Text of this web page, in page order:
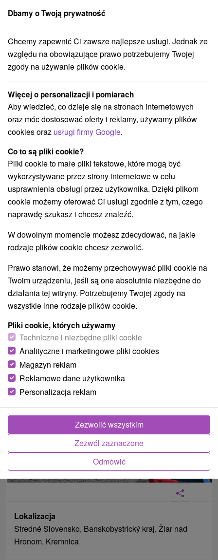
członek grupySorger
Banskobystrický kraj Kremnica Apartmány Barbakan Kremnica
Apartmány Barbakan Kremnica
Kremnica
Zarezerwuj przez booking
REZERWACJA I WYBÓR OFERTY
Skontaktuj się bezpośrednio z właścicielem.
Przejdź do lokalizacji
O URZĄDZENIA SPRZĘT
Lokalizacja
Stredné Slovensko, Banskobystrický kraj, Žiar nad
Hronom, Kremnica
Dbamy o Twoją prywatność
Chcemy zapewnić Ci zawsze najlepsze usługi. Jednak ze
względu na obowiązujące prawo potrzebujemy Twojej
zgody na używanie plików cookie.
Więcej o personalizacji i pomiarach
Aby wiedzieć, co dzieje się na stronach internetowych
oraz móc dostosować oferty i reklamy, używamy plików
cookies oraz usługi firmy Google.
Co to są pliki cookie?
Pliki cookie to małe pliki tekstowe, które mogą być
wykorzystywane przez strony internetowe w celu
usprawnienia obsługi przez użytkownika. Dzięki plikom
cookie możemy oferować Ci usługi zgodnie z tym, czego
naprawdę szukasz i chcesz znaleźć.
W dowolnym momencie możesz zdecydować, na jakie
rodzaje plików cookie chcesz zezwolić.
Prawo stanowi, że możemy przechowywać pliki cookie na
Twoim urządzeniu, jeśli są one absolutnie niezbędne do
działania tej witryny. Potrzebujemy Twojej zgody na
wszystkie inne rodzaje plików cookie.
Pliki cookie, których używamy
Techniczne i niezbędne pliki cookie
Analityczne i marketingowe pliki cookies
Magazyn reklam
Reklamowe dane użytkownika
Personalizacja reklam
Odmówić
Zezwól zaznaczone
Zezwolić wszystkim